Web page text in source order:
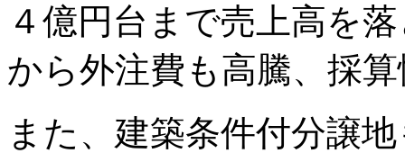
４億円台まで売上高を
から外注費も高騰、採
また、建築条件付分譲